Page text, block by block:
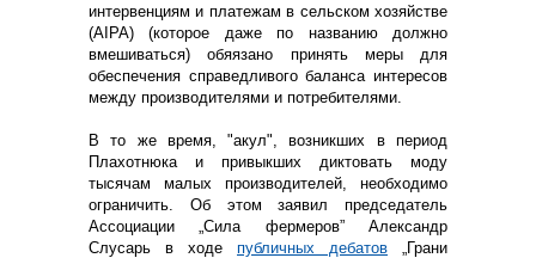
интервенциям и платежам в сельском хозяйстве
(AIPA) (которое даже по названию должно
вмешиваться) обяязано принять меры для
обеспечения справедливого баланса интересов
между производителями и потребителями.
В то же время, "акул", возникших в период
Плахотнюка и привыкших диктовать моду
тысячам малых производителей, необходимо
ограничить. Об этом заявил председатель
Ассоциации „Сила фермеров” Александр
Слусарь в ходе публичных дебатов „Грани